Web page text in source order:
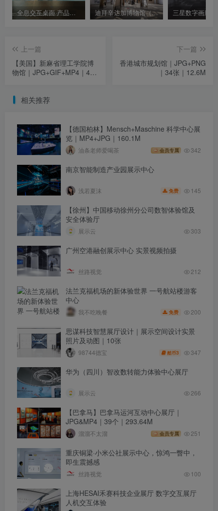
全息交互桌面 产品动态展示 透明显示 被动补光屏 迪拜辛达加博物馆（Al Shindagha Museum）
上一篇
【美国】新麻省理工学院博
物馆｜JPG+GIF+MP4｜42
下一篇
香港城市规划馆｜JPG+PNG
｜34张｜12.6M
相关推荐
【德国柏林】Mensch+Maschine 科学中心展
览｜MP4+JPG｜160.1M
油条老师爱喝茶 会员专属 342
南京智能制造产业园展示中心
浅若夏沫 免费 145
【徐州】中国移动徐州分公司数智体验馆及
安全体验厅
展示云 303
广州空港融创展示中心 实景视频拍摄
丝路视觉 212
法兰克福机场的新体验世界 一号航站楼游客
中心
我不吃晚餐 免费 200
思谋科技智慧展厅设计｜展示空间设计实景
照片及动图｜10张
98744德宝 酷币3 347
华为（四川）智改数转能力体验中心展厅
展示云 266
【巴拿马】巴拿马运河互动中心展厅｜
JPG&MP4｜39个｜293.64M
溜溜不太溜 会员专属 251
重庆铜梁·小米公社展示中心，惊鸿一瞥中，
即生震撼感
丝路视觉 100
上海HESAI禾赛科技企业展厅 数字交互展厅
人机交互体验